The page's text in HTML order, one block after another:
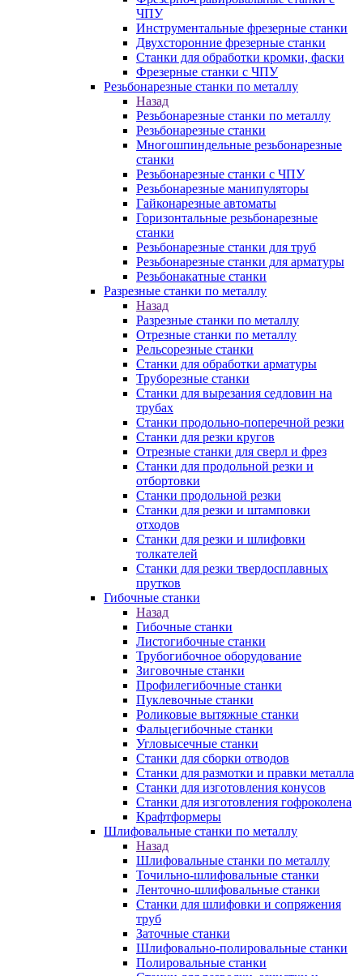
ЧПУ
Инструментальные фрезерные станки
Двухсторонние фрезерные станки
Станки для обработки кромки, фаски
Фрезерные станки с ЧПУ
Резьбонарезные станки по металлу
Назад
Резьбонарезные станки по металлу
Резьбонарезные станки
Многошпиндельные резьбонарезные
станки
Резьбонарезные станки с ЧПУ
Резьбонарезные манипуляторы
Гайконарезные автоматы
Горизонтальные резьбонарезные
станки
Резьбонарезные станки для труб
Резьбонарезные станки для арматуры
Резьбонакатные станки
Разрезные станки по металлу
Назад
Разрезные станки по металлу
Отрезные станки по металлу
Рельсорезные станки
Станки для обработки арматуры
Труборезные станки
Станки для вырезания седловин на
трубаx
Станки продольно-поперечной резки
Станки для резки кругов
Отрезные станки для сверл и фрез
Станки для продольной резки и
отбортовки
Станки продольной резки
Станки для резки и штамповки
отходов
Станки для резки и шлифовки
толкателей
Станки для резки твердосплавных
прутков
Гибочные станки
Назад
Гибочные станки
Листогибочные станки
Трубогибочное оборудование
Зиговочные станки
Профилегибочные станки
Пуклевочные станки
Роликовые вытяжные станки
Фальцегибочные станки
Угловысечные станки
Станки для сборки отводов
Станки для размотки и правки металла
Станки для изготовления конусов
Станки для изготовления гофроколена
Крафтформеры
Шлифовальные станки по металлу
Назад
Шлифовальные станки по металлу
Точильно-шлифовальные станки
Ленточно-шлифовальные станки
Станки для шлифовки и сопряжения
труб
Заточные станки
Шлифовально-полировальные станки
Полировальные станки